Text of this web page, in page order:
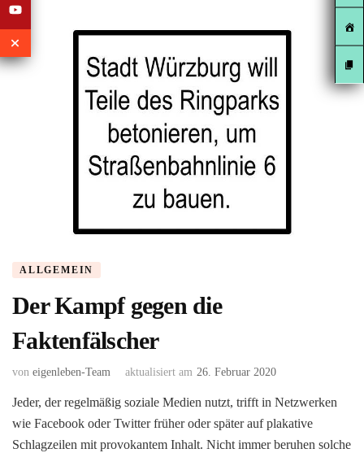
ALLGEMEIN
Der Kampf gegen die
Faktenfälscher
von eigenleben-Team aktualisiert am 26. Februar 2020
Jeder, der regelmäßig soziale Medien nutzt, trifft in Netzwerken
wie Facebook oder Twitter früher oder später auf plakative
Schlagzeilen mit provokantem Inhalt. Nicht immer beruhen solche